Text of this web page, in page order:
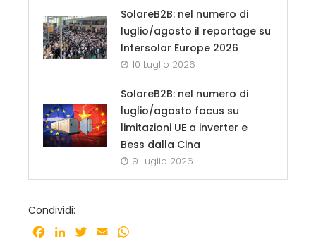
SolareB2B: nel numero di
luglio/agosto il reportage su
Intersolar Europe 2026
10 Luglio 2026
SolareB2B: nel numero di
luglio/agosto focus su
limitazioni UE a inverter e
Bess dalla Cina
9 Luglio 2026
Condividi:
Facebook
LinkedInTwitter
Email